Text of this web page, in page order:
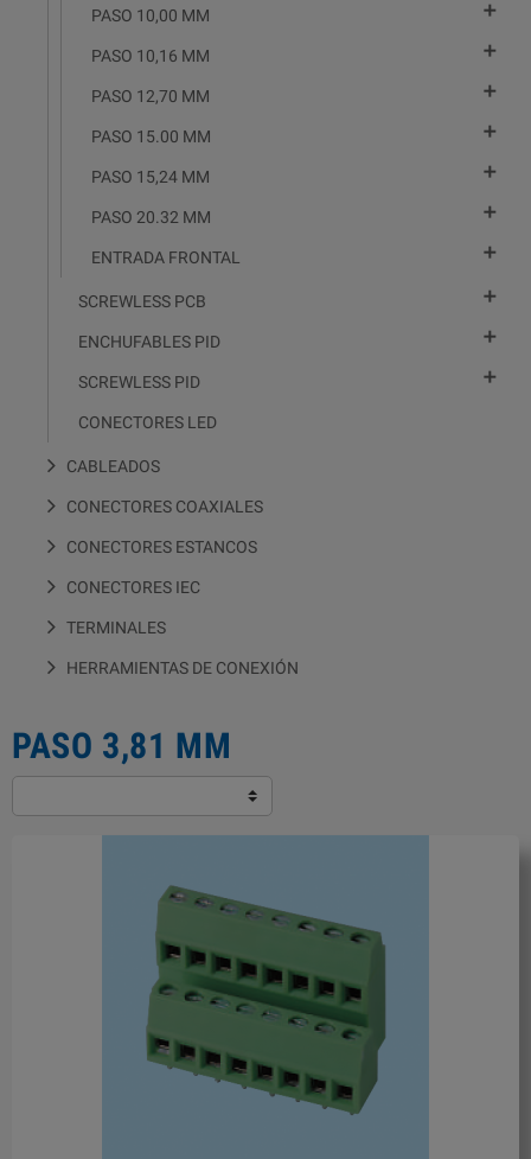
PASO 10,00 MM 
PASO 10,16 MM 
PASO 12,70 MM 
PASO 15.00 MM 
PASO 15,24 MM 
PASO 20.32 MM 
ENTRADA FRONTAL 
SCREWLESS PCB 
ENCHUFABLES PID 
SCREWLESS PID 
CONECTORES LED
CABLEADOS
CONECTORES COAXIALES
CONECTORES ESTANCOS
CONECTORES IEC
TERMINALES
HERRAMIENTAS DE CONEXIÓN
PASO 3,81 MM